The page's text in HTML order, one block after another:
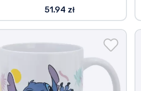
51.94 zł